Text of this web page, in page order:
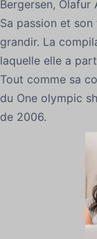
Bergersen, Olafur
Sa passion et
grandir. La
laquelle elle a
Tout comme sa
du One olympic
de 2006.